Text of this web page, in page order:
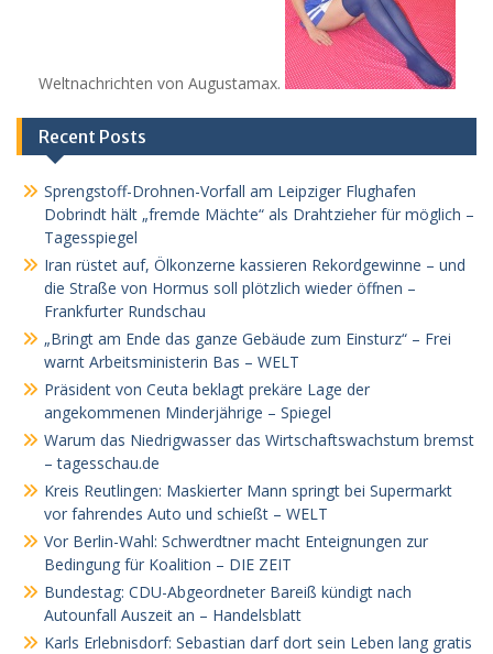
Weltnachrichten von Augustamax.
Recent Posts
Sprengstoff-Drohnen-Vorfall am Leipziger Flughafen
Dobrindt hält „fremde Mächte“ als Drahtzieher für möglich –
Tagesspiegel
Iran rüstet auf, Ölkonzerne kassieren Rekordgewinne – und
die Straße von Hormus soll plötzlich wieder öffnen –
Frankfurter Rundschau
„Bringt am Ende das ganze Gebäude zum Einsturz“ – Frei
warnt Arbeitsministerin Bas – WELT
Präsident von Ceuta beklagt prekäre Lage der
angekommenen Minderjährige – Spiegel
Warum das Niedrigwasser das Wirtschaftswachstum bremst
– tagesschau.de
Kreis Reutlingen: Maskierter Mann springt bei Supermarkt
vor fahrendes Auto und schießt – WELT
Vor Berlin-Wahl: Schwerdtner macht Enteignungen zur
Bedingung für Koalition – DIE ZEIT
Bundestag: CDU-Abgeordneter Bareiß kündigt nach
Autounfall Auszeit an – Handelsblatt
Karls Erlebnisdorf: Sebastian darf dort sein Leben lang gratis